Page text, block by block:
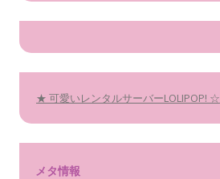
★ 可愛いレンタルサーバーLOLIPOP! ☆
メタ情報